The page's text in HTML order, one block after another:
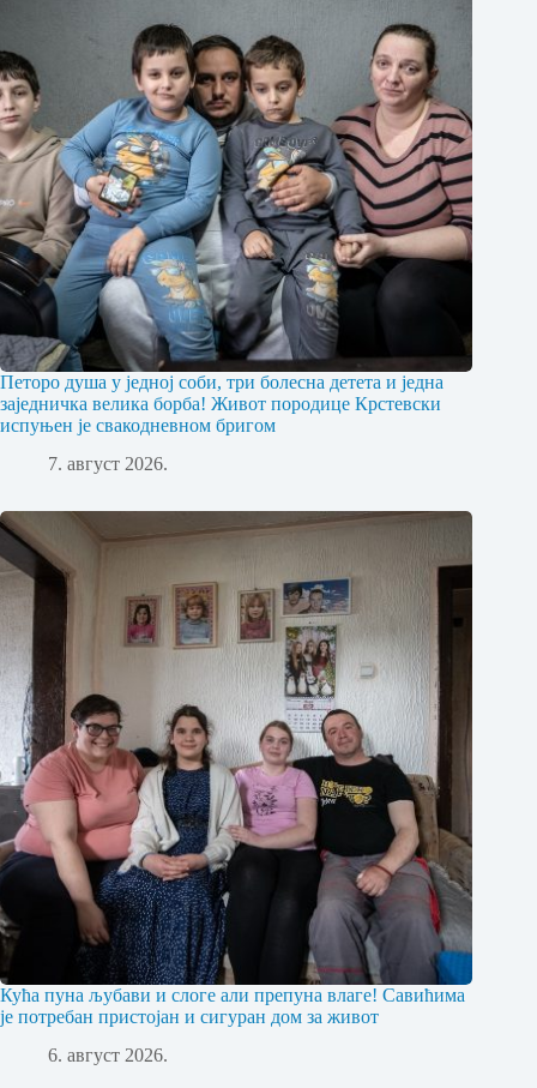
Петоро душа у једној соби, три болесна детета и једна
заједничка велика борба! Живот породице Крстевски
испуњен је свакодневном бригом
7. август 2026.
Кућа пуна љубави и слоге али препуна влаге! Савићима
је потребан пристојан и сигуран дом за живот
6. август 2026.